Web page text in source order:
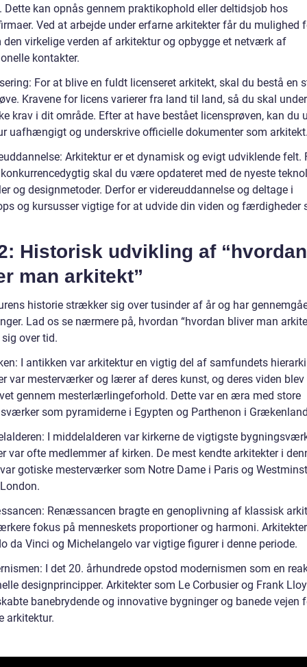
Dette kan opnås gennem praktikophold eller deltidsjob hos
Ved at arbejde under erfarne arkitekter får du mulighed
virkelige verden af arkitektur og opbygge et netværk af
kontakter.
For at blive en fuldt licenseret arkitekt, skal du bestå en
Kravene for licens varierer fra land til land, så du skal
krav i dit område. Efter at have bestået licensprøven, kan du
uafhængigt og underskrive officielle dokumenter som
Arkitektur er et dynamisk og evigt udviklende felt.
skal du være opdateret med de nyeste
og designmetoder. Derfor er videreuddannelse og deltage i
og kursusser vigtige for at udvide din viden og færdigheder
Historisk udvikling af “hvordan
man arkitekt”
historie strækker sig over tusinder af år og har
Lad os se nærmere på, hvordan “hvordan bliver man
over tid.
I antikken var arkitektur en vigtig del af samfundets
var mesterværker og lærer af deres kunst, og deres viden blev
gennem mesterlærlingeforhold. Dette var en æra med store
som pyramiderne i Egypten og Parthenon i
I middelalderen var kirkerne de vigtigste
var ofte medlemmer af kirken. De mest kendte arkitekter i
gotiske mesterværker som Notre Dame i Paris og
Renæssancen bragte en genoplivning af klassisk
fokus på menneskets proportioner og harmoni.
da Vinci og Michelangelo var vigtige figurer i denne periode.
I det 20. århundrede opstod modernismen som en
designprincipper. Arkitekter som Le Corbusier og Frank
banebrydende og innovative bygninger og banede vejen
arkitektur.